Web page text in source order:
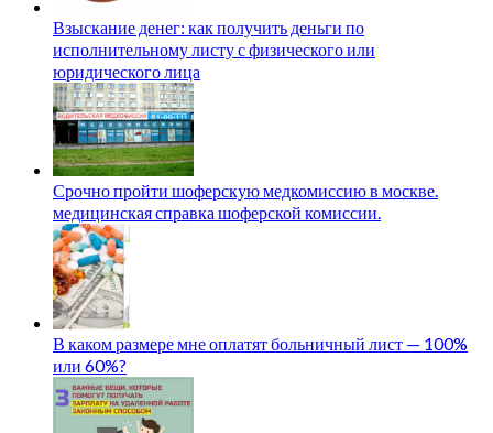
Взыскание денег: как получить деньги по
исполнительному листу с физического или
юридического лица
Срочно пройти шоферскую медкомиссию в москве.
медицинская справка шоферской комиссии.
В каком размере мне оплатят больничный лист — 100%
или 60%?